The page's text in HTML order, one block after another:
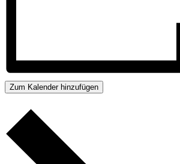
Zum Kalender hinzufügen